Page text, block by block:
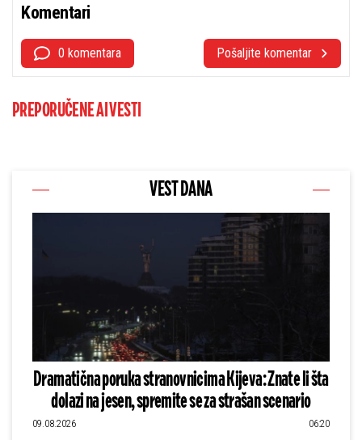
Komentari
0 komentara Pošaljite komentar
PREPORUČENE AI VESTI
VEST DANA
Dramatična poruka stranovnicima Kijeva: Znate li šta
dolazi na jesen, spremite se za strašan scenario
09.08.2026 06:20